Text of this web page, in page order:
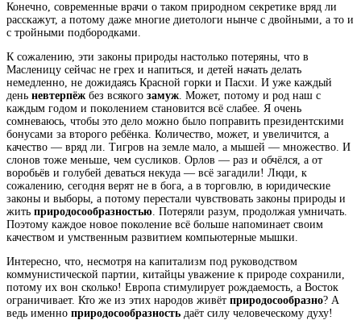
Конечно, современные врачи о таком природном секретике вряд ли
расскажут, а потому даже многие диетологи нынче с двойными, а то и
с тройными подбородками.
К сожалению, эти законы природы настолько потеряны, что в
Масленицу сейчас не грех и напиться, и детей начать делать
немедленно, не дожидаясь Красной горки и Пасхи. И уже каждый
день невтерпёж без всякого замуж. Может, потому и род наш с
каждым годом и поколением становится всё слабее. Я очень
сомневаюсь, чтобы это дело можно было поправить президентскими
бонусами за второго ребёнка. Количество, может, и увеличится, а
качество — вряд ли. Тигров на земле мало, а мышей — множество. И
слонов тоже меньше, чем сусликов. Орлов — раз и обчёлся, а от
воробьёв и голубей деваться некуда — всё загадили! Люди, к
сожалению, сегодня верят не в бога, а в торговлю, в юридические
законы и выборы, а потому перестали чувствовать законы природы и
жить природосообразностью. Потеряли разум, продолжая умничать.
Поэтому каждое новое поколение всё больше напоминает своим
качеством и умственным развитием компьютерные мышки.
Интересно, что, несмотря на капитализм под руководством
коммунистической партии, китайцы уважение к природе сохранили,
потому их вон сколько! Европа стимулирует рождаемость, а Восток
ограничивает. Кто же из этих народов живёт природосообразно? А
ведь именно природосообразность даёт силу человеческому духу!